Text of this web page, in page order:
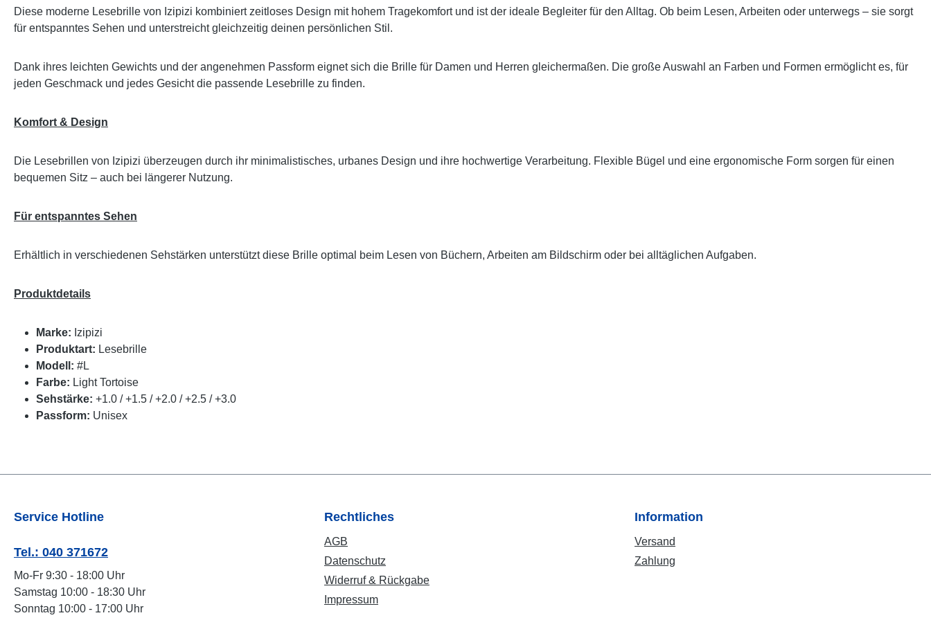
Diese moderne Lesebrille von Izipizi kombiniert zeitloses Design mit hohem Tragekomfort und ist der ideale Begleiter für den Alltag. Ob beim Lesen, Arbeiten oder unterwegs – sie sorgt
für entspanntes Sehen und unterstreicht gleichzeitig deinen persönlichen Stil.
Dank ihres leichten Gewichts und der angenehmen Passform eignet sich die Brille für Damen und Herren gleichermaßen. Die große Auswahl an Farben und Formen ermöglicht es, für
jeden Geschmack und jedes Gesicht die passende Lesebrille zu finden.
Komfort & Design
Die Lesebrillen von Izipizi überzeugen durch ihr minimalistisches, urbanes Design und ihre hochwertige Verarbeitung. Flexible Bügel und eine ergonomische Form sorgen für einen
bequemen Sitz – auch bei längerer Nutzung.
Für entspanntes Sehen
Erhältlich in verschiedenen Sehstärken unterstützt diese Brille optimal beim Lesen von Büchern, Arbeiten am Bildschirm oder bei alltäglichen Aufgaben.
Produktdetails
Marke: Izipizi
Produktart: Lesebrille
Modell: #L
Farbe: Light Tortoise
Sehstärke: +1.0 / +1.5 / +2.0 / +2.5 / +3.0
Passform: Unisex
Service Hotline
Tel.: 040 371672
Mo-Fr 9:30 - 18:00 Uhr
Samstag 10:00 - 18:30 Uhr
Sonntag 10:00 - 17:00 Uhr
Rechtliches
AGB
Datenschutz
Widerruf & Rückgabe
Impressum
Information
Versand
Zahlung